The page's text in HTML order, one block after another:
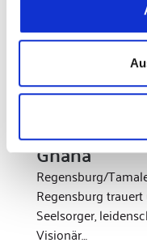
Ghana
Regensburg/
Regensburg
Seelsorger,
Visionär…